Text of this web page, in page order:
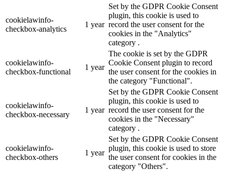
cookielawinfo-
checkbox-analytics
1 year
Set by the GDPR Cookie Consent
plugin, this cookie is used to
record the user consent for the
cookies in the "Analytics"
category .
cookielawinfo-
checkbox-functional
1 year
The cookie is set by the GDPR
Cookie Consent plugin to record
the user consent for the cookies in
the category "Functional".
cookielawinfo-
checkbox-necessary
1 year
Set by the GDPR Cookie Consent
plugin, this cookie is used to
record the user consent for the
cookies in the "Necessary"
category .
cookielawinfo-
checkbox-others
1 year
Set by the GDPR Cookie Consent
plugin, this cookie is used to store
the user consent for cookies in the
category "Others".